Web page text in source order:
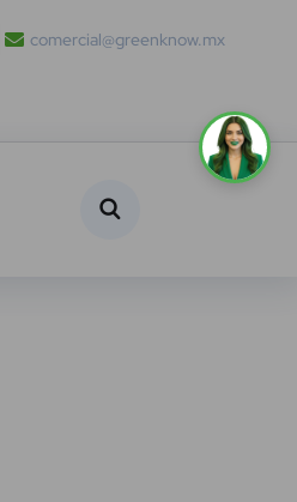
comercial@greenknow.mx